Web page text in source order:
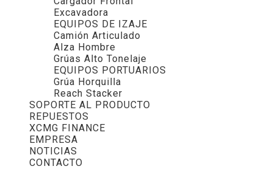
Excavadora
EQUIPOS DE IZAJE
Camión Articulado
Alza Hombre
Grúas Alto Tonelaje
EQUIPOS PORTUARIOS
Grúa Horquilla
Reach Stacker
SOPORTE AL PRODUCTO
REPUESTOS
XCMG FINANCE
EMPRESA
NOTICIAS
CONTACTO